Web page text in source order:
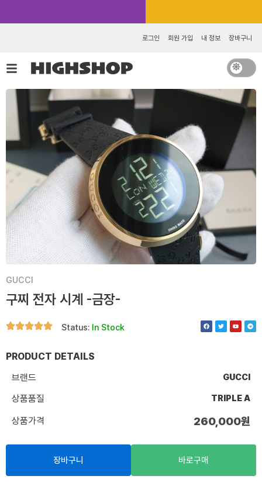
건
너
뛰
로그인 회원 가입 내 정보 장바구니
GUCCI
구찌 전자 시계 -금장-
Status: In Stock
F
a
c
T
w
i
Y
o
u
T
e
l
PRODUCT DETAILS
브랜드
GUCCI
상품품질 TRIPLE A
상품가격 260,000원
장바구니 바로구매